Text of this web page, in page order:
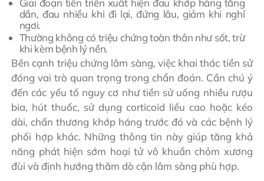
Giai đoạn tiến triển xuất hiện đau khớp háng tăng
dần, đau nhiều khi đi lại, đứng lâu, giảm khi nghỉ
ngơi.
Thường không có triệu chứng toàn thân như sốt, trừ
khi kèm bệnh lý nền.
Bên cạnh triệu chứng lâm sàng, việc khai thác tiền sử
đóng vai trò quan trọng trong chẩn đoán. Cần chú ý
đến các yếu tố nguy cơ như tiền sử uống nhiều rượu
bia, hút thuốc, sử dụng corticoid liều cao hoặc kéo
dài, chấn thương khớp háng trước đó và các bệnh lý
phối hợp khác. Những thông tin này giúp tăng khả
năng phát hiện sớm hoại tử vô khuẩn chỏm xương
đùi và định hướng thăm dò cận lâm sàng phù hợp.